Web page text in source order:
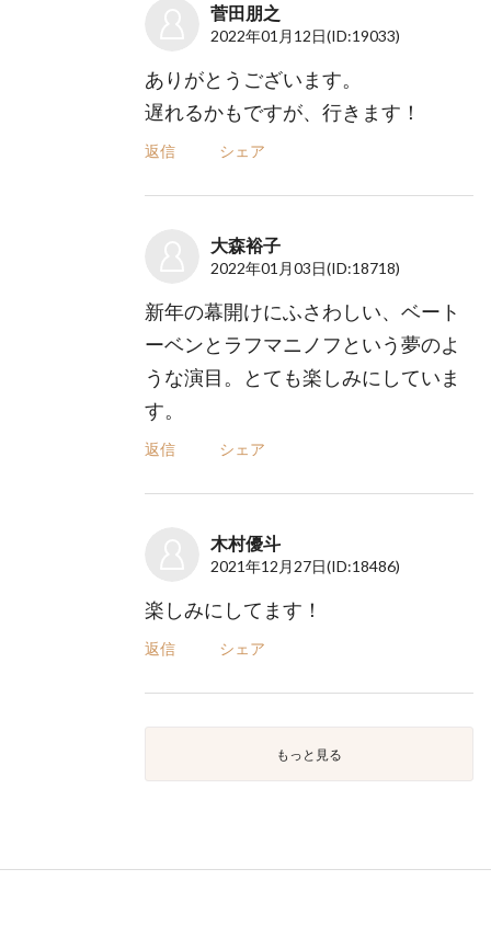
菅田朋之
2022年01月12日(ID:19033)
ありがとうございます。
遅れるかもですが、行きます！
返信 シェア
大森裕子
2022年01月03日(ID:18718)
新年の幕開けにふさわしい、ベート
ーベンとラフマニノフという夢のよ
うな演目。とても楽しみにしていま
す。
返信 シェア
木村優斗
2021年12月27日(ID:18486)
楽しみにしてます！
返信 シェア
もっと見る